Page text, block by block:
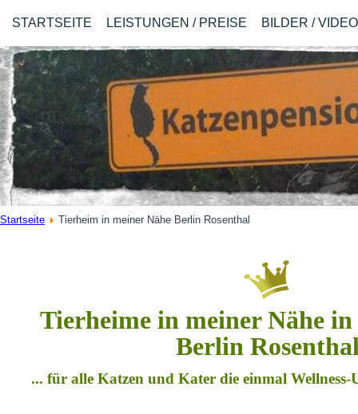
STARTSEITE LEISTUNGEN / PREISE BILDER /
Startseite Tierheim in meiner Nähe Berlin Rosenthal
Tierheime in meiner Nähe
Berlin
... für alle Katzen und Kater die einmal